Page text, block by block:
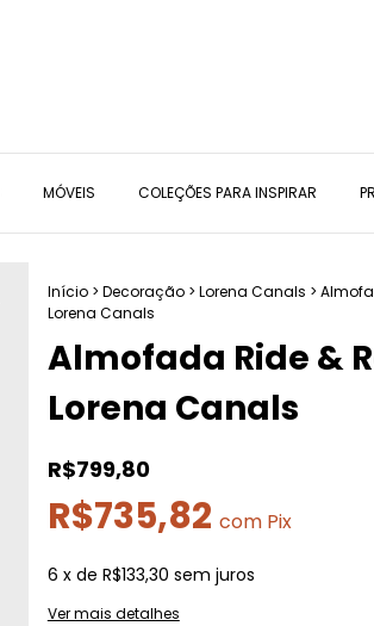
MÓVEIS COLEÇÕES PARA INSPIRAR
Início > Decoração > Lorena Canals >
Lorena Canals
Almofada Ride &
Lorena Canals
R$799,80
R$735,82 com Pix
6 x de R$133,30 sem juros
Ver mais detalhes